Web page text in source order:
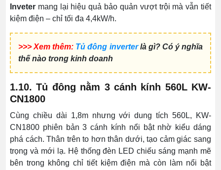
Inveter mang lại hiệu quả bảo quản vượt trội mà vẫn tiết
kiệm điện – chỉ tối đa 4,4kW/h.
>>> Xem thêm: Tủ đông inverterlà gì? Có ý nghĩa
thế nào trong kinh doanh
1.10. Tủ đông nằm 3 cánh kính 560L KW-
CN1800
Cùng chiều dài 1,8m nhưng với dung tích 560L, KW-
CN1800 phiên bản 3 cánh kính nổi bật nhờ kiểu dáng
phá cách. Thân trên to hơn thân dưới, tạo cảm giác sang
trọng và mới lạ. Hệ thống đèn LED chiếu sáng mạnh mẽ
bên trong không chỉ tiết kiệm điện mà còn làm nổi bật